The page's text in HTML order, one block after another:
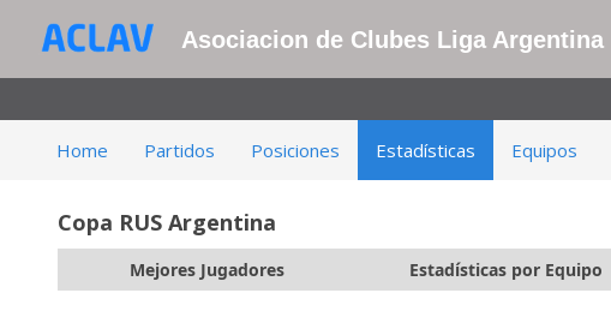
Asociacion de Clubes Liga Argentina
Home Partidos Posiciones Estadísticas Equipos
Copa RUS Argentina
Mejores Jugadores Estadísticas por Equipo